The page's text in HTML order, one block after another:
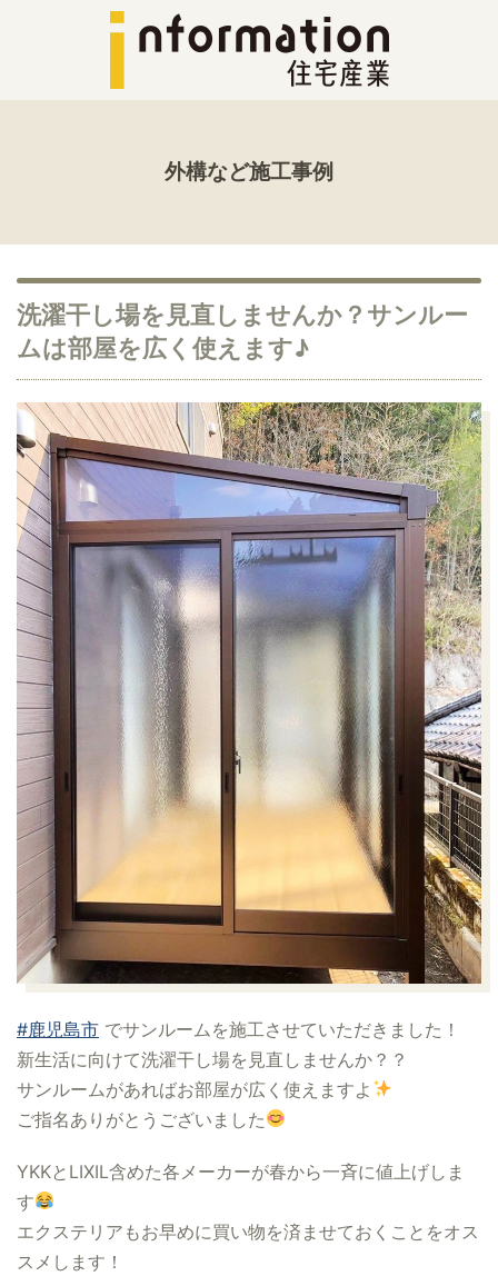
外構など施工事例
洗濯干し場を見直しませんか？サンルー
ムは部屋を広く使えます♪
#鹿児島市 でサンルームを施工させていただきました！
新生活に向けて洗濯干し場を見直しませんか？？
サンルームがあればお部屋が広く使えますよ
ご指名ありがとうございました
YKKとLIXIL含めた各メーカーが春から一斉に値上げしま
す
エクステリアもお早めに買い物を済ませておくことをオス
スメします！